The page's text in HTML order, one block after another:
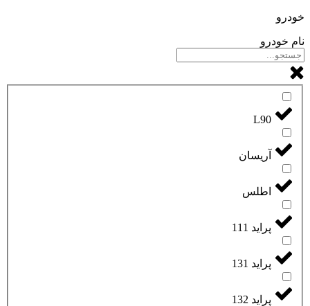
خودرو
نام خودرو
L90
آریسان
اطلس
پراید 111
پراید 131
پراید 132